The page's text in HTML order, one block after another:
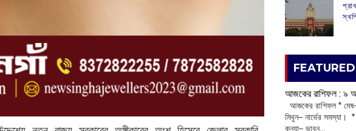
FEATURED
আজকের রাশিফল :‌ ‌‌৯
আজকের রাশিফল *
মিথুন– নার্ভের
কন্যা– ভাবন...